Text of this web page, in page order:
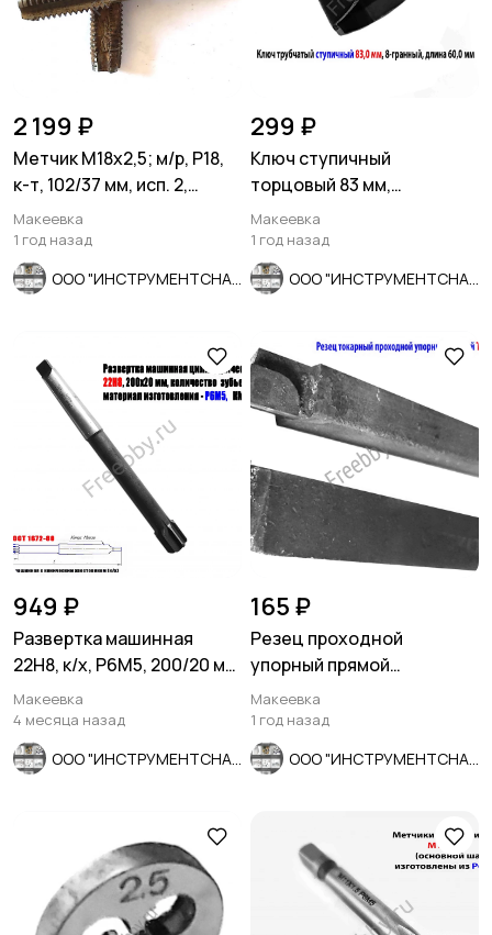
2 199 ₽
Метчик М18х2,5; м/р, Р18,
к-т, 102/37 мм, исп. 2,
основной шаг, СССР.
Макеевка
1 год назад
299 ₽
Ключ ступичный
торцовый 83 мм,
трубчатый, 8-гранный,
длина 60 мм, СССР
Макеевка
1 год назад
949 ₽
Развертка машинная
22Н8, к/х, Р6М5, 200/20 мм,
КМ2, 2363-0385, СССР.
Макеевка
4 месяца назад
165 ₽
Резец проходной
упорный прямой
20х12х100, Т5К10, 2101-
0009, ГОСТ 18879
Макеевка
1 год назад